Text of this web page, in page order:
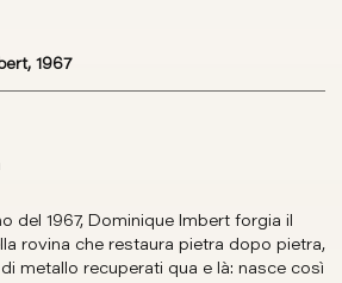
1967
del 1967, Dominique Imbert forgia il
rovina che restaura pietra dopo pietra,
metallo recuperati qua e là: nasce così